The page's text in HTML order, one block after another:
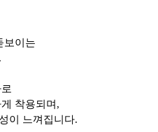
보이는
착용되며,
이 느껴집니다.